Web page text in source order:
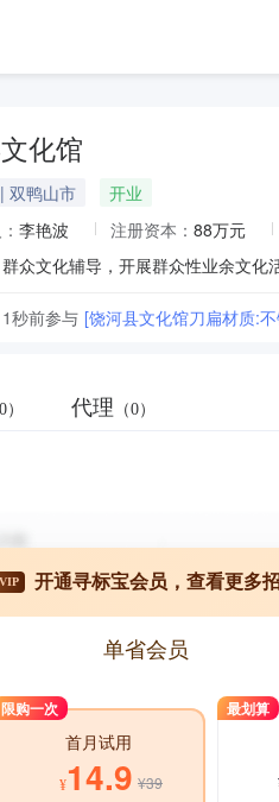
化馆
双鸭山市
开业
李艳波 注册资本： 88万元
群众文化辅导，开展群众性业余文化
1秒前参与
） 代理 （0）
VIP 开通寻标宝会员，查看更多
单省会员
限购一次
首月试用
¥14.9 ¥39
最划算